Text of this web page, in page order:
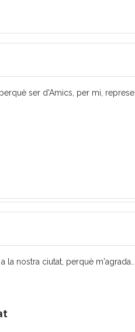
ser d'Amics, per mi,
nostra ciutat, perquè m'agrada...